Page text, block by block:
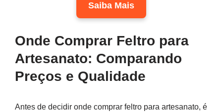
Saiba Mais
Onde Comprar Feltro para
Artesanato: Comparando
Preços e Qualidade
Antes de decidir onde comprar feltro para artesanato, é